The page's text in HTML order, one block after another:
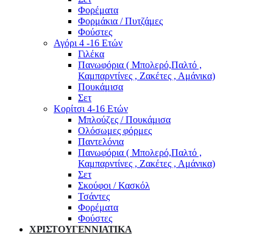
Φορέματα
Φορμάκια / Πυτζάμες
Φούστες
Αγόρι 4 -16 Ετών
Γιλέκα
Πανωφόρια ( Μπολερό,Παλτό ,
Καμπαρντίνες , Ζακέτες , Αμάνικα)
Πουκάμισα
Σετ
Κορίτσι 4-16 Ετών
Μπλούζες / Πουκάμισα
Ολόσωμες φόρμες
Παντελόνια
Πανωφόρια ( Μπολερό,Παλτό ,
Καμπαρντίνες , Ζακέτες , Αμάνικα)
Σετ
Σκούφοι / Κασκόλ
Τσάντες
Φορέματα
Φούστες
ΧΡΙΣΤΟΥΓΕΝΝΙΑΤΙΚΑ